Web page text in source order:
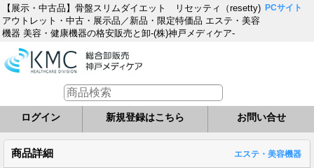
【展示・中古品】骨盤スリムダイエット リセッティ（resetty)
アウトレット・中古・展示品／新品・限定特価品 エステ・美容
機器 美容・健康機器の格安販売と卸-(株)神戸メディケア-
PCサイト
ログイン 新規登録はこちら お問い合せ
商品詳細 エステ・美容機器